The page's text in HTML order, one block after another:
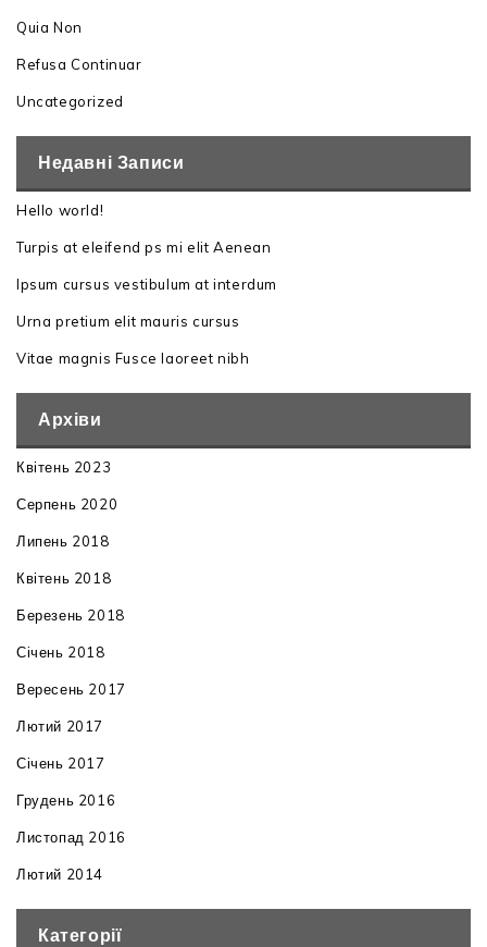
Quia Non
Refusa Continuar
Uncategorized
Недавні Записи
Hello world!
Turpis at eleifend ps mi elit Aenean
Ipsum cursus vestibulum at interdum
Urna pretium elit mauris cursus
Vitae magnis Fusce laoreet nibh
Архіви
Квітень 2023
Серпень 2020
Липень 2018
Квітень 2018
Березень 2018
Січень 2018
Вересень 2017
Лютий 2017
Січень 2017
Грудень 2016
Листопад 2016
Лютий 2014
Категорії